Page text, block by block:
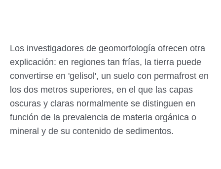
Los investigadores de geomorfología ofrecen otra
explicación: en regiones tan frías, la tierra puede
convertirse en 'gelisol', un suelo con permafrost en
los dos metros superiores, en el que las capas
oscuras y claras normalmente se distinguen en
función de la prevalencia de materia orgánica o
mineral y de su contenido de sedimentos.